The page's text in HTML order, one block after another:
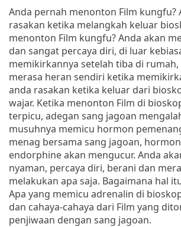
Anda pernah menonton Film kungfu?
rasakan ketika melangkah keluar
menonton Film kungfu? Anda akan
dan sangat percaya diri, di luar
memikirkannya setelah tiba di rumah,
merasa heran sendiri ketika
anda rasakan ketika keluar dari
wajar. Ketika menonton Film di
terpicu, adegan sang jagoan
musuhnya memicu hormon
menag bersama sang jagoan,
endorphine akan mengucur. Anda
nyaman, percaya diri, berani dan
melakukan apa saja. Bagaimana hal
Apa yang memicu adrenalin di
dan cahaya-cahaya dari Film yang
penjiwaan dengan sang jagoan.